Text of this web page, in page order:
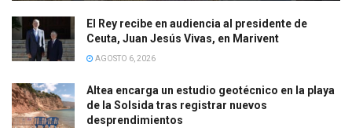
El Rey recibe en audiencia al presidente de
Ceuta, Juan Jesús Vivas, en Marivent
AGOSTO 6, 2026
Altea encarga un estudio geotécnico en la playa
de la Solsida tras registrar nuevos
desprendimientos